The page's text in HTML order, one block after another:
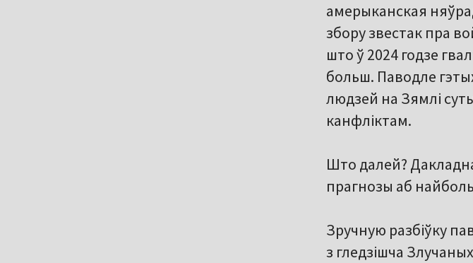
амерыканская
збору звестак пра
што ў 2024 годзе
больш. Паводле
людзей на Зямлі
канфліктам.
Што далей?
прагнозы аб
Зручную разбіўку
з гледзішча